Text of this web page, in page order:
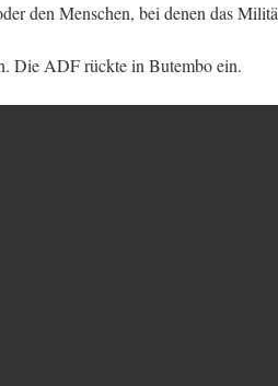
den Men­schen, bei denen das
Die ADF rückte in Butembo ein.